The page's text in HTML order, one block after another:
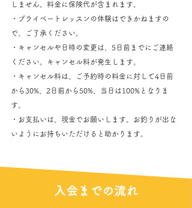
しません。​料金に保険代が含まれます。​
​・プライベートレッスンの体験はできかねますの
で、ご了承ください。
・キャンセルや日時の変更は、5日前までにご連絡
ください。キャンセル料が発生します。
・キャンセル料は、ご予約時の料金に対して4日前
から30%、2日前から50%、当日は100%となりま
す。
・お支払いは、現金でお願いします。お釣りが出な
いようにお持ちいただけると助かります。​
入会までの流れ